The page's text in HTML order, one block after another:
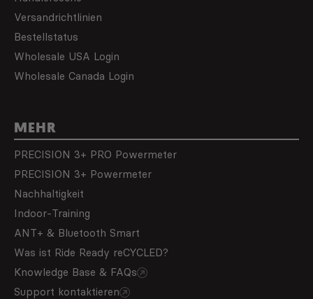
Versandrichtlinien
Bestellstatus
Wholesale USA Login
Wholesale Canada Login
MEHR
PRECISION 3+ PRO Powermeter
PRECISION 3+ Powermeter
Nachhaltigkeit
Indoor-Training
ANT+ & Bluetooth Smart
Was ist Ride Ready reCYCLED?
Knowledge Base & FAQs
Support kontaktieren